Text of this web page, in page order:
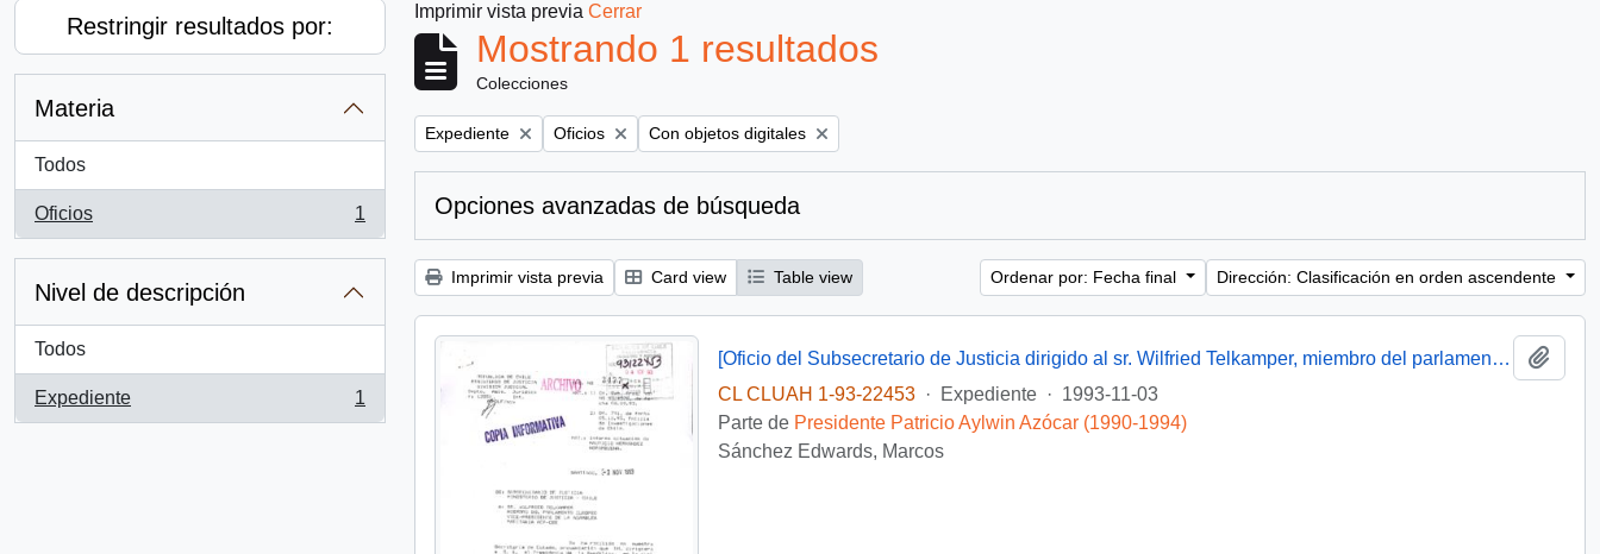
Restringir resultados por:
Materia
Todos
Oficios
, 1 resultados
1
Nivel de descripción
Todos
Expediente
, 1 resultados
1
Imprimir vista previa Cerrar
Mostrando 1 resultados
Colecciones
Remove filter:
Expediente Remove filter:
Oficios Remove filter:
Con objetos digitales
Opciones avanzadas de búsqueda
Imprimir vista previa Card view Table view Ordenar por: Fecha final Dirección: Clasificación en orden ascendente
[Oficio del Subsecretario de Justicia dirigido al sr. Wilfried Telkamper, miembro del parlamento europeo]
CL CLUAH 1-93-22453
· Expediente · 1993-11-03
Parte de Presidente Patricio Aylwin Azócar (1990-1994)
Sánchez Edwards, Marcos